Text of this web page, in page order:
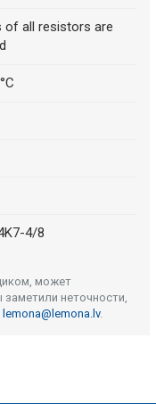
of all resistors are
4/8
может
заметили неточности,
lemona@lemona.lv.